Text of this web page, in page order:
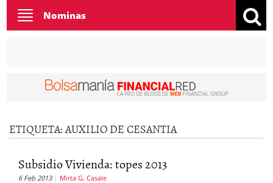
Toggle
navigation
Nominas
ETIQUETA:AUXILIO DE CESANTIA
Subsidio Vivienda: topes 2013
6 Feb 2013 Mirta G. Casale